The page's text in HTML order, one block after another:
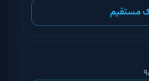
مستقیم